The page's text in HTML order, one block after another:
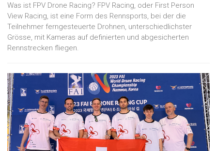
Was ist FPV Drone Racing? FPV Racing, oder First Person
View Racing, ist eine Form des Rennsports, bei der die
Teilnehmer ferngesteuerte Drohnen, unterschiedlichster
Grösse, mit Kameras auf definierten und abgesicherten
Rennstrecken fliegen.